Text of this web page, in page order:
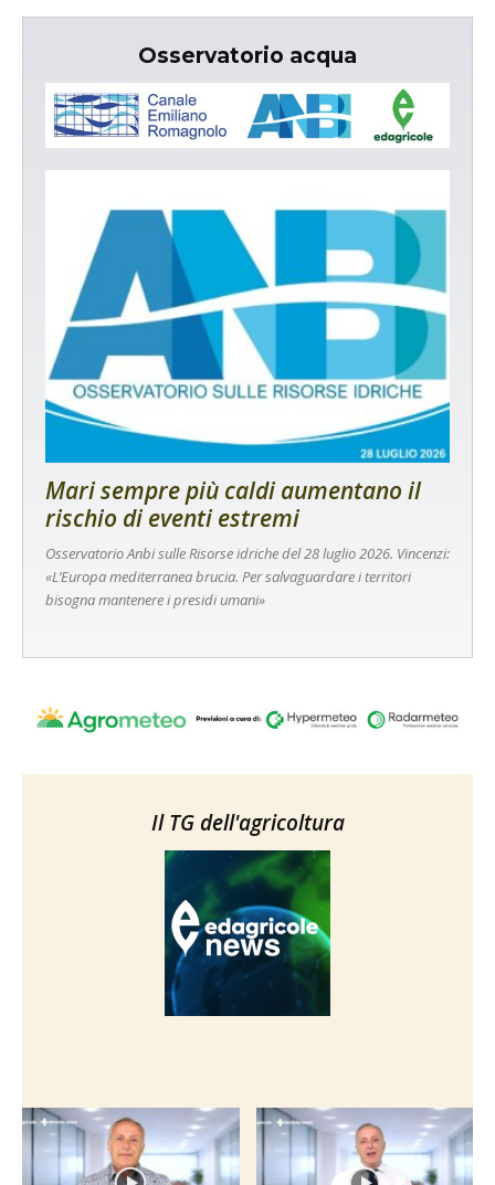
Osservatorio acqua
Mari sempre più caldi aumentano il
rischio di eventi estremi
Osservatorio Anbi sulle Risorse idriche del 28 luglio 2026. Vincenzi:
«L’Europa mediterranea brucia. Per salvaguardare i territori
bisogna mantenere i presidi umani»
Il TG dell'agricoltura